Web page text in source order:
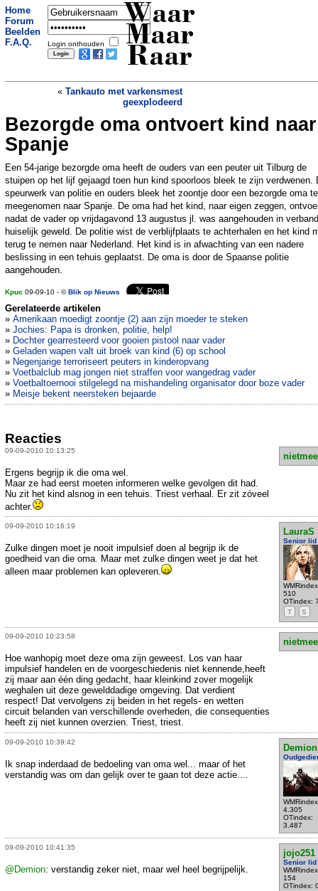
Home
Forum
Beelden
F.A.Q.
Login onthouden
Waar
Maar
Raar
« Tankauto met varkensmest
geexplodeerd
Veilige seks door drankcondoom?»
Bezorgde oma ontvoert kind naar
Spanje
Een 54-jarige bezorgde oma heeft de ouders van een peuter uit Tilburg de
stuipen op het lijf gejaagd toen hun kind spoorloos bleek te zijn verdwenen.
speurwerk van politie en ouders bleek het zoontje door een bezorgde oma
meegenomen naar Spanje. De oma had het kind, naar eigen zeggen,
nadat de vader op vrijdagavond 13 augustus jl. was aangehouden in
huiselijk geweld. De politie wist de verblijfplaats te achterhalen en het kind
terug te nemen naar Nederland. Het kind is in afwachting van een nadere
beslissing in een tehuis geplaatst. De oma is door de Spaanse politie
aangehouden.
Kpuc 09-09-10 - ©Blik op Nieuws
Gerelateerde artikelen
» Amerikaan moedigt zoontje (2) aan zijn moeder te steken
» Jochies: Papa is dronken, politie, help!
» Dochter gearresteerd voor gooien pistool naar vader
» Geladen wapen valt uit broek van kind (6) op school
» Negenjarige terroriseert peuters in kinderopvang
» Voetbalclub mag jongen niet straffen voor wangedrag vader
» Voetbaltoernooi stilgelegd na mishandeling organisator door boze vader
» Meisje bekent neersteken bejaarde
Reacties
09-09-2010 10:13:25
Ergens begrijp ik die oma wel.
Maar ze had eerst moeten informeren welke gevolgen dit had.
Nu zit het kind alsnog in een tehuis. Triest verhaal. Er zit zóveel
achter.
09-09-2010 10:16:19
LauraS
Senior lid
510
OTindex:
T
S
Zulke dingen moet je nooit impulsief doen al begrijp ik de
goedheid van die oma. Maar met zulke dingen weet je dat het
alleen maar problemen kan opleveren.
09-09-2010 10:23:58
Hoe wanhopig moet deze oma zijn geweest. Los van haar
impulsief handelen en de voorgeschiedenis niet kennende,heeft
zij maar aan één ding gedacht, haar kleinkind zover mogelijk
weghalen uit deze gewelddadige omgeving. Dat verdient
respect! Dat vervolgens zij beiden in het regels- en wetten
circuit belanden van verschillende overheden, die consequenties
heeft zij niet kunnen overzien. Triest, triest.
09-09-2010 10:39:42
Demion
4.305
OTindex:
3.487
Ik snap inderdaad de bedoeling van oma wel... maar of het
verstandig was om dan gelijk over te gaan tot deze actie....
09-09-2010 10:41:35
jojo251
Senior lid
154
OTindex:
@Demion: verstandig zeker niet, maar wel heel begrijpelijk.